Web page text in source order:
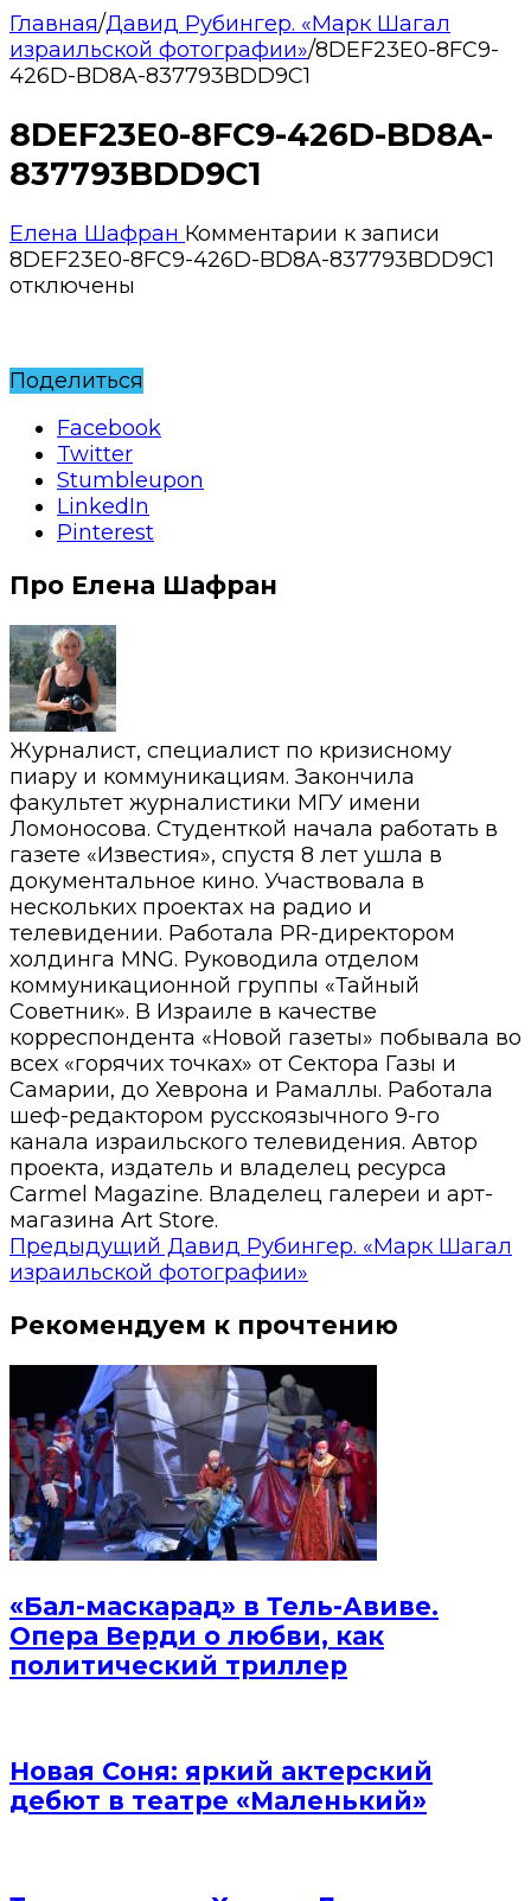
Главная/Давид Рубингер. «Марк Шагал
израильской фотографии»/8DEF23E0-8FC9-
426D-BD8A-837793BDD9C1
8DEF23E0-8FC9-426D-BD8A-
837793BDD9C1
Елена Шафран Комментарии к записи
8DEF23E0-8FC9-426D-BD8A-837793BDD9C1
отключены
Поделиться
Facebook
Twitter
Stumbleupon
LinkedIn
Pinterest
Про Елена Шафран
Журналист, специалист по кризисному
пиару и коммуникациям. Закончила
факультет журналистики МГУ имени
Ломоносова. Студенткой начала работать в
газете «Известия», спустя 8 лет ушла в
документальное кино. Участвовала в
нескольких проектах на радио и
телевидении. Работала PR-директором
холдинга MNG. Руководила отделом
коммуникационной группы «Тайный
Советник». В Израиле в качестве
корреспондента «Новой газеты» побывала во
всех «горячих точках» от Сектора Газы и
Самарии, до Хеврона и Рамаллы. Работала
шеф-редактором русскоязычного 9-го
канала израильского телевидения. Автор
проекта, издатель и владелец ресурса
Carmel Magazine. Владелец галереи и арт-
магазина Art Store.
Предыдущий Давид Рубингер. «Марк Шагал
израильской фотографии»
Рекомендуем к прочтению
«Бал-маскарад» в Тель-Авиве.
Опера Верди о любви, как
политический триллер
Новая Соня: яркий актерский
дебют в театре «Маленький»